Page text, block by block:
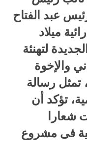
عبد الفتاح
ميلاد
لتهنئة
والإخوة
تمثل رسالة
تؤكد أن
شعارا
فى مشروع